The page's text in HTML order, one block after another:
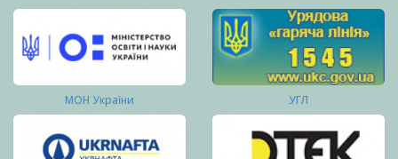
МОН України УГЛ